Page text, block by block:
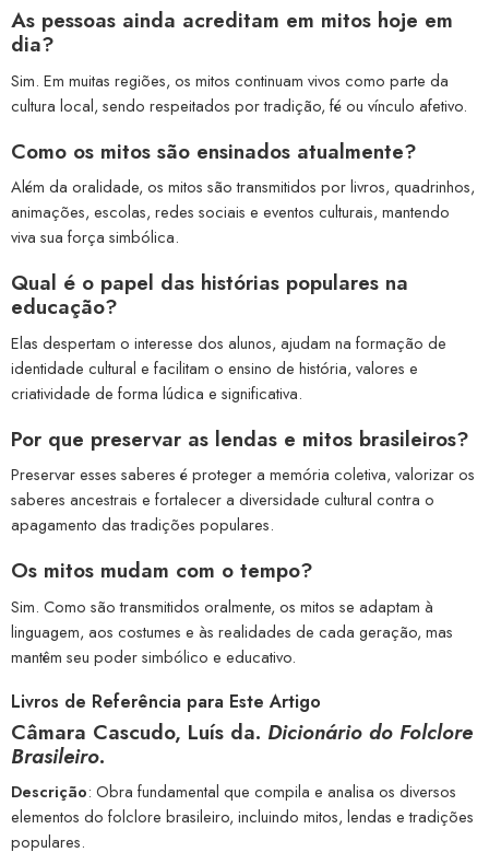
As pessoas ainda acreditam em mitos hoje em
dia?
Sim. Em muitas regiões, os mitos continuam vivos como parte da
cultura local, sendo respeitados por tradição, fé ou vínculo afetivo.
Como os mitos são ensinados atualmente?
Além da oralidade, os mitos são transmitidos por livros, quadrinhos,
animações, escolas, redes sociais e eventos culturais, mantendo
viva sua força simbólica.
Qual é o papel das histórias populares na
educação?
Elas despertam o interesse dos alunos, ajudam na formação de
identidade cultural e facilitam o ensino de história, valores e
criatividade de forma lúdica e significativa.
Por que preservar as lendas e mitos brasileiros?
Preservar esses saberes é proteger a memória coletiva, valorizar os
saberes ancestrais e fortalecer a diversidade cultural contra o
apagamento das tradições populares.
Os mitos mudam com o tempo?
Sim. Como são transmitidos oralmente, os mitos se adaptam à
linguagem, aos costumes e às realidades de cada geração, mas
mantêm seu poder simbólico e educativo.
Livros de Referência para Este Artigo
Câmara Cascudo, Luís da. Dicionário do Folclore
Brasileiro.
Descrição: Obra fundamental que compila e analisa os diversos
elementos do folclore brasileiro, incluindo mitos, lendas e tradições
populares.